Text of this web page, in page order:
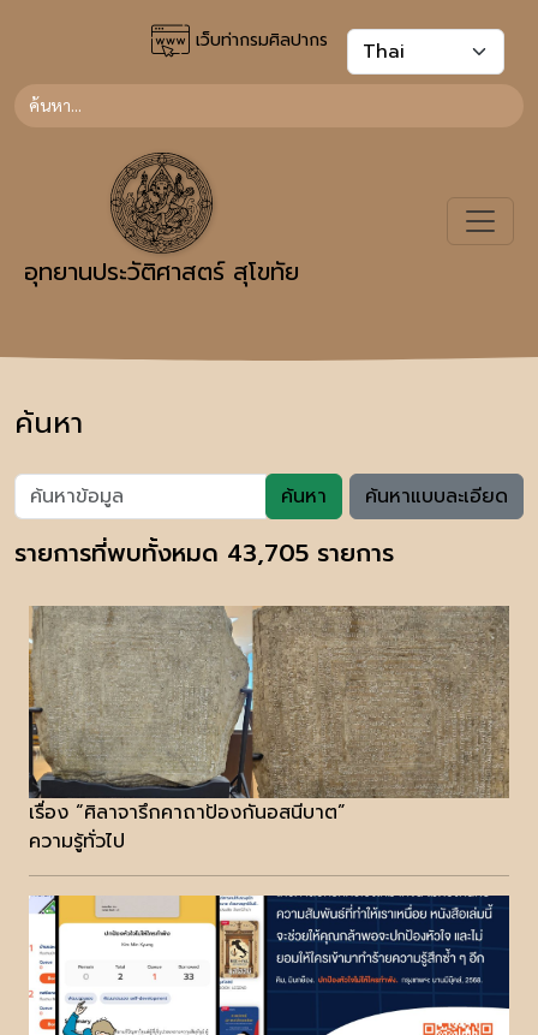
เว็บท่ากรมศิลปากร
อุทยานประวัติศาสตร์ สุโขทัย
ค้นหา
ค้นหา ค้นหาแบบละเอียด
รายการที่พบทั้งหมด 43,705 รายการ
เรื่อง “ศิลาจารึกคาถาป้องกันอสนีบาต”
ความรู้ทั่วไป